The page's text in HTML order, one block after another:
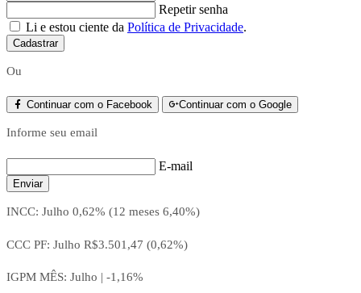
Repetir senha
Li e estou ciente da Política de Privacidade.
Cadastrar
Ou
Continuar com o Facebook Continuar com o Google
Informe seu email
E-mail
Enviar
INCC: Julho 0,62% (12 meses 6,40%)
CCC PF: Julho R$3.501,47 (0,62%)
IGPM MÊS: Julho | -1,16%